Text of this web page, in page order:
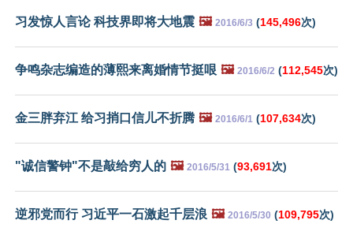
习发惊人言论 科技界即将大地震 🖼️ 2016/6/3 (145,496次)
争鸣杂志编造的薄熙来离婚情节挺哏 🖼️ 2016/6/2 (112,545次)
金三胖弃江 给习捎口信儿不折腾 🖼️ 2016/6/1 (107,634次)
"诚信警钟"不是敲给穷人的 🖼️ 2016/5/31 (93,691次)
逆邪党而行 习近平一石激起千层浪 🖼️ 2016/5/30 (109,795次)